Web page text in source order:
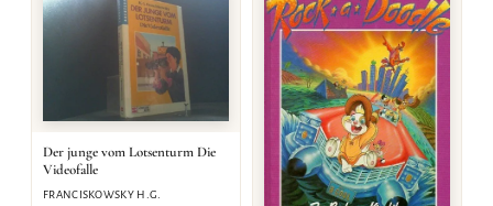
Der junge vom Lotsenturm Die
Videofalle
FRANCISKOWSKY H.G.